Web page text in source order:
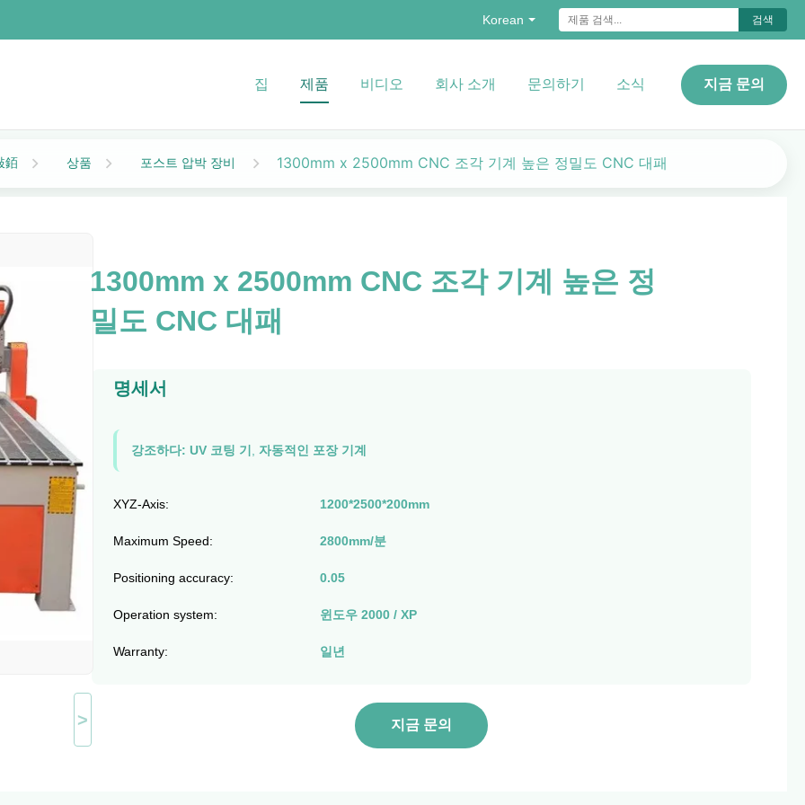
Korean 검색
집 제품 비디오 회사 소개 문의하기 소식 지금 문의
銆 상품 포스트 압박 장비 1300mm x 2500mm CNC 조각 기계 높은 정밀도 CNC 대패
>
1300mm x 2500mm CNC 조각 기계 높은 정
밀도 CNC 대패
명세서
강조하다: UV 코팅 기 자동적인 포장 기계
XYZ-Axis: 1200*2500*200mm
Maximum Speed: 2800mm/분
Positioning accuracy: 0.05
Operation system: 윈도우 2000 / XP
Warranty: 일년
지금 문의